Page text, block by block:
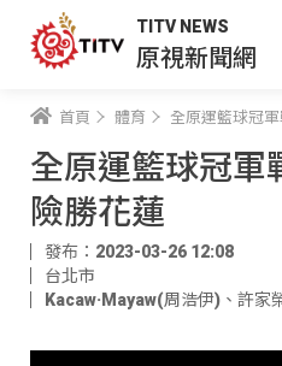
TITV NEWS
原視新聞網
首頁 體育 全原運籃球冠
全原運籃球冠軍
險勝花蓮
發布：2023-03-26 12:08
台北市
Kacaw·Mayaw(周浩伊) 、 許家